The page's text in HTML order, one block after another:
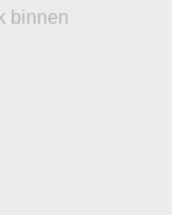
binnen